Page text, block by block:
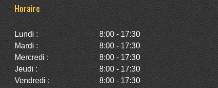
Horaire
Lundi :
8:00 - 17:30
Mardi :
8:00 - 17:30
Mercredi :
8:00 - 17:30
Jeudi :
8:00 - 17:30
Vendredi :
8:00 - 17:30